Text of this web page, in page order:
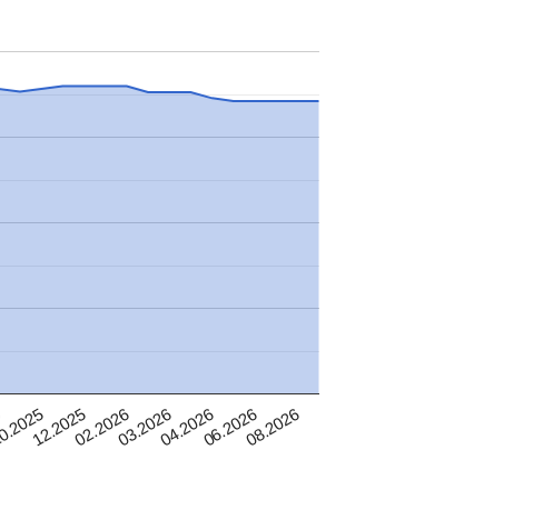
12.202502.202603.202604.202606.202608.2026